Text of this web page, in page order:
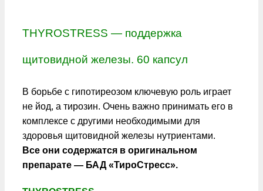
THYROSTRESS — поддержка
щитовидной железы. 60 капсул
В борьбе с гипотиреозом ключевую роль играет
не йод, а тирозин. Очень важно принимать его в
комплексе с другими необходимыми для
здоровья щитовидной железы нутриентами.
Все они содержатся в оригинальном
препарате — БАД «ТироСтресс».